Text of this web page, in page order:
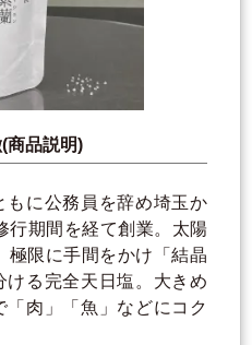
商品説明)
もに公務員を辞め埼玉か
行期間を経て創業。太陽
極限に手間をかけ「結晶
る完全天日塩。大きめ
肉」「魚」などにコク